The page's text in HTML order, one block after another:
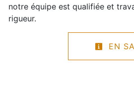
notre équipe est qualifiée et
rigueur.
EN